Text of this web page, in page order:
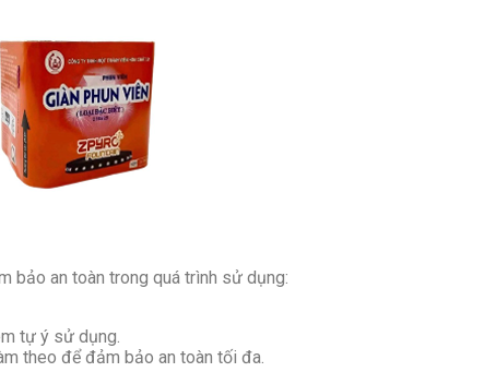
bảo an toàn trong quá trình sử dụng:
tự ý sử dụng.
theo để đảm bảo an toàn tối đa.